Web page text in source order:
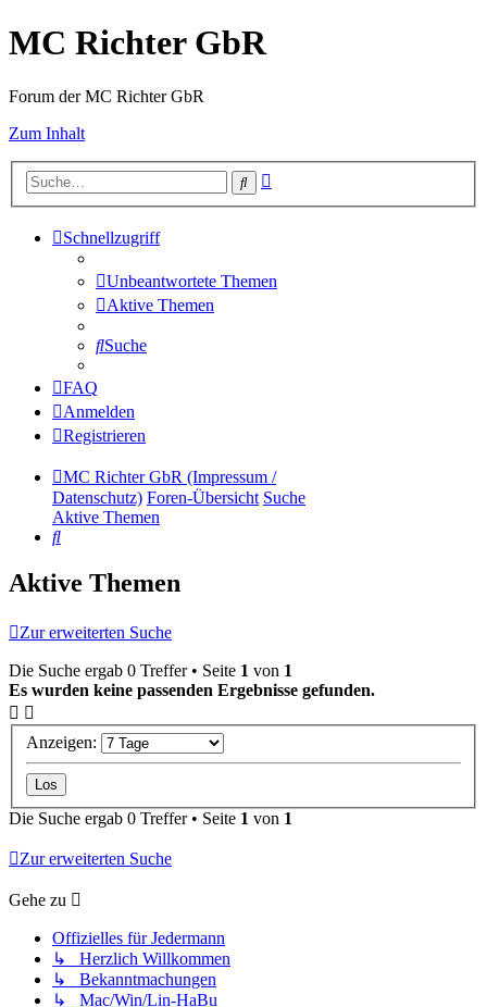
MC Richter GbR
Forum der MC Richter GbR
Zum Inhalt
Suche
Schnellzugriff
Unbeantwortete Themen
Aktive Themen
Suche
FAQ
Anmelden
Registrieren
MC Richter GbR (Impressum /
Datenschutz) Foren-Übersicht Suche
Aktive Themen
Suche
Aktive Themen
Zur erweiterten Suche
Die Suche ergab 0 Treffer • Seite 1 von 1
Es wurden keine passenden Ergebnisse gefunden.
Anzeigen:
Die Suche ergab 0 Treffer • Seite 1 von 1
Zur erweiterten Suche
Gehe zu
Offizielles für Jedermann
↳ Herzlich Willkommen
↳ Bekanntmachungen
↳ Mac/Win/Lin-HaBu